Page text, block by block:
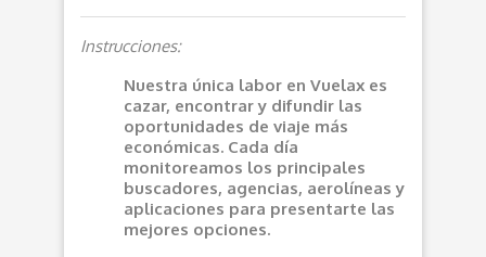
Instrucciones:
Nuestra única labor en Vuelax es
cazar, encontrar y difundir las
oportunidades de viaje más
económicas. Cada día
monitoreamos los principales
buscadores, agencias, aerolíneas y
aplicaciones para presentarte las
mejores opciones.